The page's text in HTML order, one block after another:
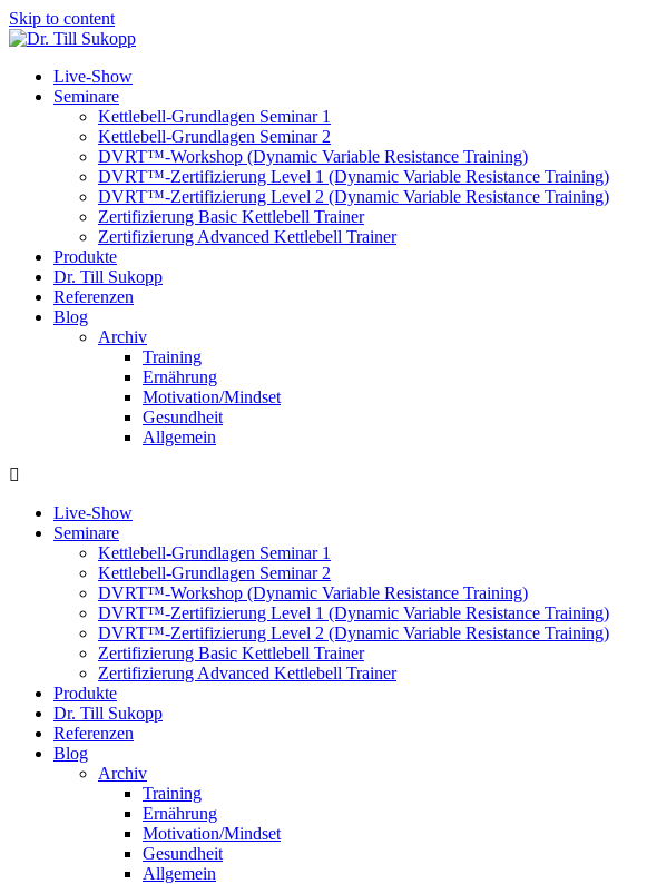
Skip to content
Live-Show
Seminare
Kettlebell-Grundlagen Seminar 1
Kettlebell-Grundlagen Seminar 2
DVRT™-Workshop (Dynamic Variable Resistance Training)
DVRT™-Zertifizierung Level 1 (Dynamic Variable Resistance Training)
DVRT™-Zertifizierung Level 2 (Dynamic Variable Resistance Training)
Zertifizierung Basic Kettlebell Trainer
Zertifizierung Advanced Kettlebell Trainer
Produkte
Dr. Till Sukopp
Referenzen
Blog
Archiv
Training
Ernährung
Motivation/Mindset
Gesundheit
Allgemein
Live-Show
Seminare
Kettlebell-Grundlagen Seminar 1
Kettlebell-Grundlagen Seminar 2
DVRT™-Workshop (Dynamic Variable Resistance Training)
DVRT™-Zertifizierung Level 1 (Dynamic Variable Resistance Training)
DVRT™-Zertifizierung Level 2 (Dynamic Variable Resistance Training)
Zertifizierung Basic Kettlebell Trainer
Zertifizierung Advanced Kettlebell Trainer
Produkte
Dr. Till Sukopp
Referenzen
Blog
Archiv
Training
Ernährung
Motivation/Mindset
Gesundheit
Allgemein